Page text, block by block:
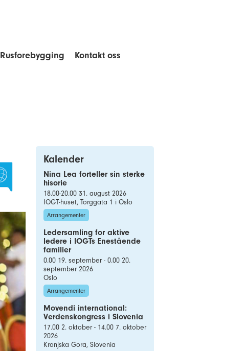
Rusforebygging Kontakt oss
Kalender
Nina Lea forteller sin sterke
hisorie
18.00-20.00 31. august 2026
IOGT-huset, Torggata 1 i Oslo
Arrangementer
Ledersamling for aktive
ledere i IOGTs Enestående
familier
0.00 19. september - 0.00 20.
september 2026
Oslo
Arrangementer
Movendi international:
Verdenskongress i Slovenia
17.00 2. oktober - 14.00 7. oktober
2026
Kranjska Gora, Slovenia